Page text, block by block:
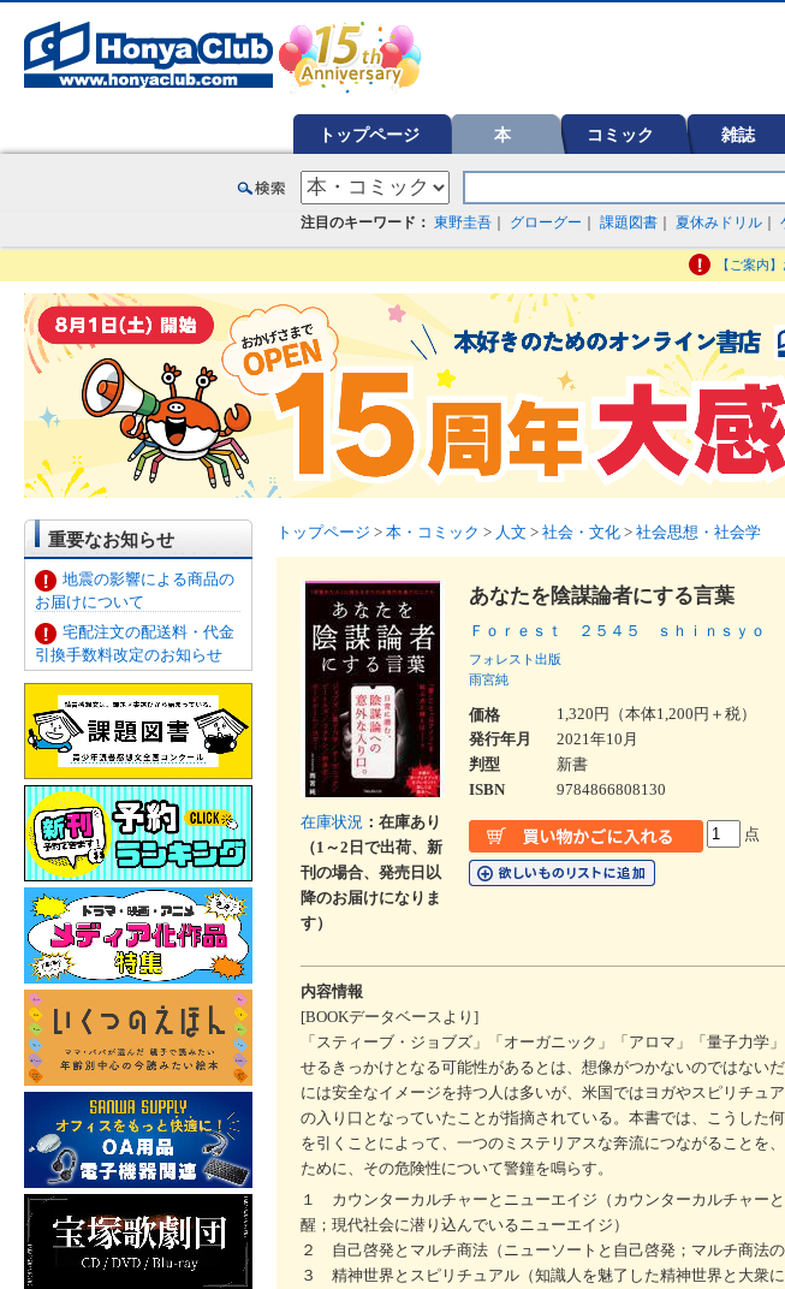
トップページ 本 コミック 雑誌
注目のキーワード： 東野圭吾 グローグー 課題図書 夏休みドリル
【ご案内
重要なお知らせ
地震の影響による商品の
お届けについて
宅配注文の配送料・代金
引換手数料改定のお知らせ
トップページ > 本・コミック > 人文 > 社会・文化 > 社会思想・社会学
在庫状況 ：在庫あり
（1～2日で出荷、新
刊の場合、発売日以
降のお届けになりま
す）
あなたを陰謀論者にする言葉
Ｆｏｒｅｓｔ ２５４５ ｓｈｉｎｓｙｏ
フォレスト出版
雨宮純
価格
1,320円（本体1,200円＋税）
発行年月
2021年10月
判型
新書
ISBN
9784866808130
点
内容情報
[BOOKデータベースより]
「スティーブ・ジョブズ」「オーガニック」「アロマ」「量子力学
せるきっかけとなる可能性があるとは、想像がつかないのではない
には安全なイメージを持つ人は多いが、米国ではヨガやスピリチュ
の入り口となっていたことが指摘されている。本書では、こうした
を引くことによって、一つのミステリアスな奔流につながることを
ために、その危険性について警鐘を鳴らす。
１ カウンターカルチャーとニューエイジ（カウンターカルチャー
醒；現代社会に潜り込んでいるニューエイジ）
２ 自己啓発とマルチ商法（ニューソートと自己啓発；マルチ商法の
３ 精神世界とスピリチュアル（知識人を魅了した精神世界と大衆